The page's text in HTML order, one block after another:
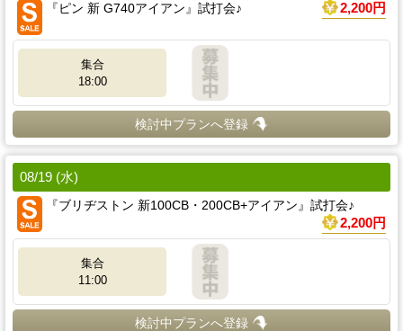
『ピン 新 G740アイアン』試打会♪
2,200円
集合
18:00
検討中プランへ登録
08/19 (水)
『ブリヂストン 新100CB・200CB+アイアン』試打会♪
2,200円
集合
11:00
検討中プランへ登録